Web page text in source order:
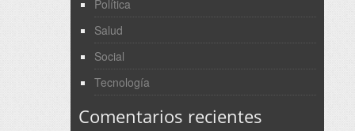
Política
Salud
Social
Tecnología
Comentarios recientes